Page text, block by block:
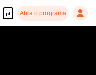
pt Abra o programa